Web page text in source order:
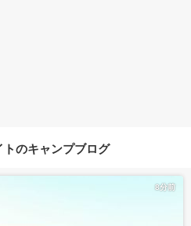
のキャンプブログ
8分前